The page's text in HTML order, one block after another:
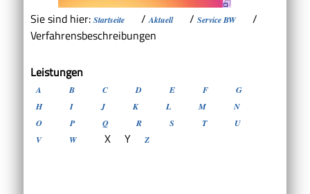
Sie sind hier: Startseite /Aktuell / Service BW
/
Verfahrensbeschreibungen
Leistungen
A B C D E F
G
H
I J K L M
N
O
P Q R S T
U
V
W X Y Z